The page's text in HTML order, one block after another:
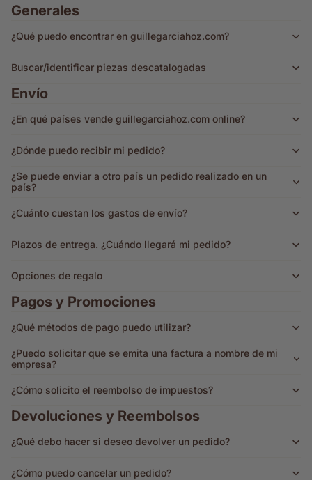
Generales
¿Qué puedo encontrar en guillegarciahoz.com?
Buscar/identificar piezas descatalogadas
Envío
¿En qué países vende guillegarciahoz.com online?
¿Dónde puedo recibir mi pedido?
¿Se puede enviar a otro país un pedido realizado en un
país?
¿Cuánto cuestan los gastos de envío?
Plazos de entrega. ¿Cuándo llegará mi pedido?
Opciones de regalo
Pagos y Promociones
¿Qué métodos de pago puedo utilizar?
¿Puedo solicitar que se emita una factura a nombre de mi
empresa?
¿Cómo solicito el reembolso de impuestos?
Devoluciones y Reembolsos
¿Qué debo hacer si deseo devolver un pedido?
¿Cómo puedo cancelar un pedido?